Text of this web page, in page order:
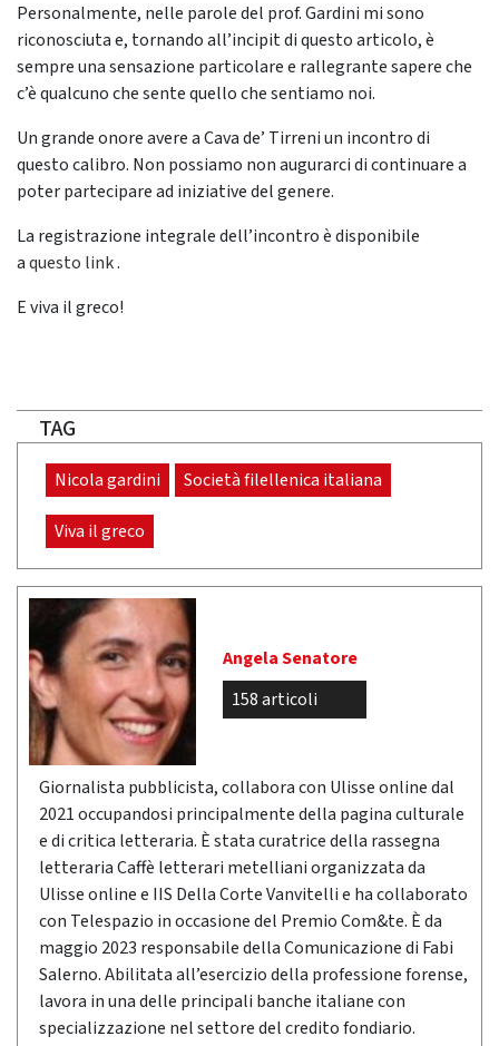
Personalmente, nelle parole del prof. Gardini mi sono
riconosciuta e, tornando all’incipit di questo articolo, è
sempre una sensazione particolare e rallegrante sapere che
c’è qualcuno che sente quello che sentiamo noi.
Un grande onore avere a Cava de’ Tirreni un incontro di
questo calibro. Non possiamo non augurarci di continuare a
poter partecipare ad iniziative del genere.
La registrazione integrale dell’incontro è disponibile
aquesto link.
E viva il greco!
TAG
Nicola gardini Società filellenica italiana
Viva il greco
Angela Senatore
158 articoli
Giornalista pubblicista, collabora con Ulisse online dal
2021 occupandosi principalmente della pagina culturale
e di critica letteraria. È stata curatrice della rassegna
letteraria Caffè letterari metelliani organizzata da
Ulisse online e IIS Della Corte Vanvitelli e ha collaborato
con Telespazio in occasione del Premio Com&te. È da
maggio 2023 responsabile della Comunicazione di Fabi
Salerno. Abilitata all’esercizio della professione forense,
lavora in una delle principali banche italiane con
specializzazione nel settore del credito fondiario.